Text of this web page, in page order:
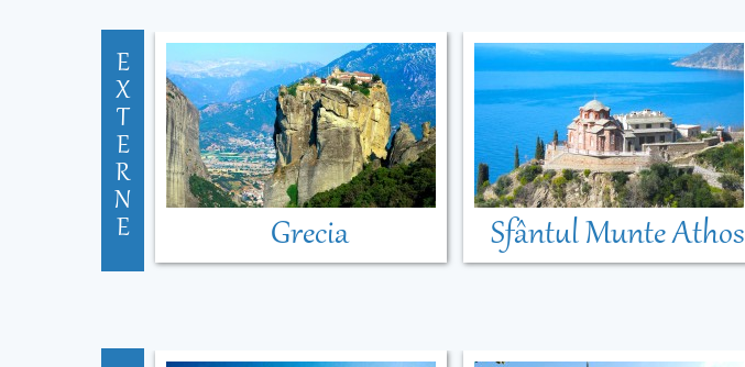
E
X
T
E
R
N
E
Grecia Sfântul Munte Athos